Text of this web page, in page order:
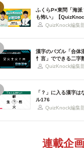
ふくらP×東問「海派
も怖い」【
QuizKnock編集
漢字のパズル「合体
忄言」でできる二字
QuizKnock編集
「？」に入る漢字
ル176
QuizKnock編集
連載企画